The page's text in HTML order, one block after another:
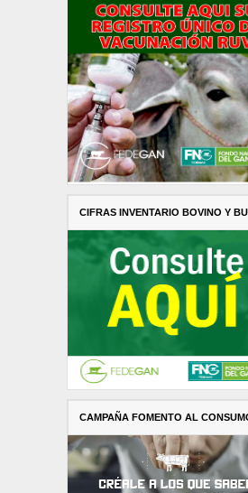
CIFRAS INVENTARIO BOVINO Y
CAMPAÑA FOMENTO AL